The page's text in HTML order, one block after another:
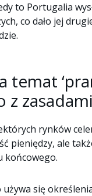
to Portugalia
co dało jej
temat
zasadami
rynków
pieniędzy, ale
końcowego.
używa się